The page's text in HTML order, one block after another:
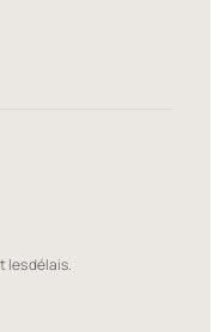
les délais.